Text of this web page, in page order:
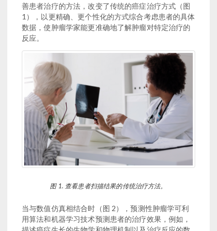
善患者治疗的方法，改变了传统的癌症治疗方式（图
1），以更精确、更个性化的方式综合考虑患者的具体
数据，使肿瘤学家能更准确地了解肿瘤对特定治疗的
反应。
图 1. 查看患者扫描结果的传统治疗方法。
当与数值仿真相结合时（图 2），预测性肿瘤学可利
用算法和机器学习技术预测患者的治疗效果，例如，